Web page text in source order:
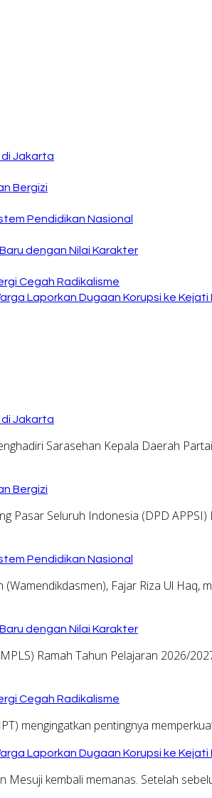
di Jakarta
Bergizi
Pendidikan Nasional
dengan Nilai Karakter
Cegah Radikalisme
Laporkan Dugaan Korupsi ke Kejati
di Jakarta
Sarasehan Kepala Daerah
Bergizi
Pasar Seluruh Indonesia (DPD
Pendidikan Nasional
Fajar Riza Ul Haq,
dengan Nilai Karakter
Ramah Tahun Pelajaran 2026/
Cegah Radikalisme
mengingatkan pentingnya
Laporkan Dugaan Korupsi ke Kejati
kembali memanas. Setelah